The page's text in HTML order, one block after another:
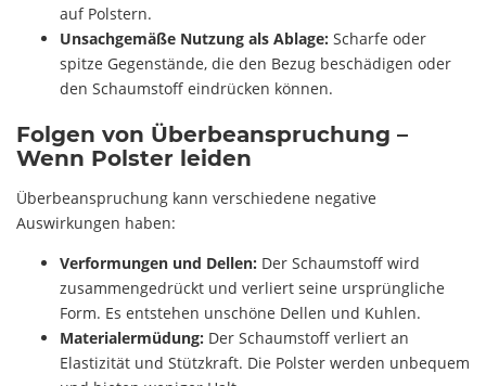
auf Polstern.
Unsachgemäße Nutzung als Ablage: Scharfe oder
spitze Gegenstände, die den Bezug beschädigen oder
den Schaumstoff eindrücken können.
Folgen von Überbeanspruchung –
Wenn Polster leiden
Überbeanspruchung kann verschiedene negative
Auswirkungen haben:
Verformungen und Dellen: Der Schaumstoff wird
zusammengedrückt und verliert seine ursprüngliche
Form. Es entstehen unschöne Dellen und Kuhlen.
Materialermüdung: Der Schaumstoff verliert an
Elastizität und Stützkraft. Die Polster werden unbequem